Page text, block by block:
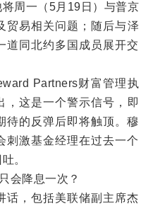
周一（5月19日）与普京
贸易相关问题；随后与泽
道同北约多国成员展开交
Partners财富管理执
这是一个警示信号，即
待的反弹后即将触顶。穆
刺激基金经理在过去一个
。
会降息一次？
话，包括美联储副主席杰